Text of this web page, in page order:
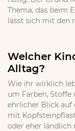
Thema, das beim
lässt sich mit den
Welcher
Alltag?
Wie ihr wirklich
um Farben, Stoffe
ehrlicher Blick auf
mit
oder eher ländlich